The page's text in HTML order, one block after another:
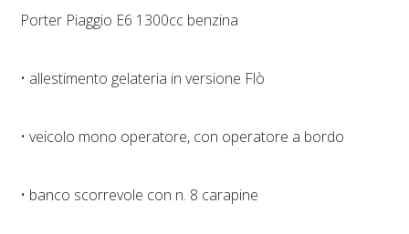
Porter Piaggio E6 1300cc benzina
• allestimento gelateria in versione Flò
• veicolo mono operatore, con operatore a bordo
• banco scorrevole con n. 8 carapine